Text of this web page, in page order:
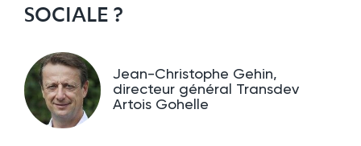
SOCIALE ?
Jean-Christophe Gehin,
directeur général Transdev
Artois Gohelle